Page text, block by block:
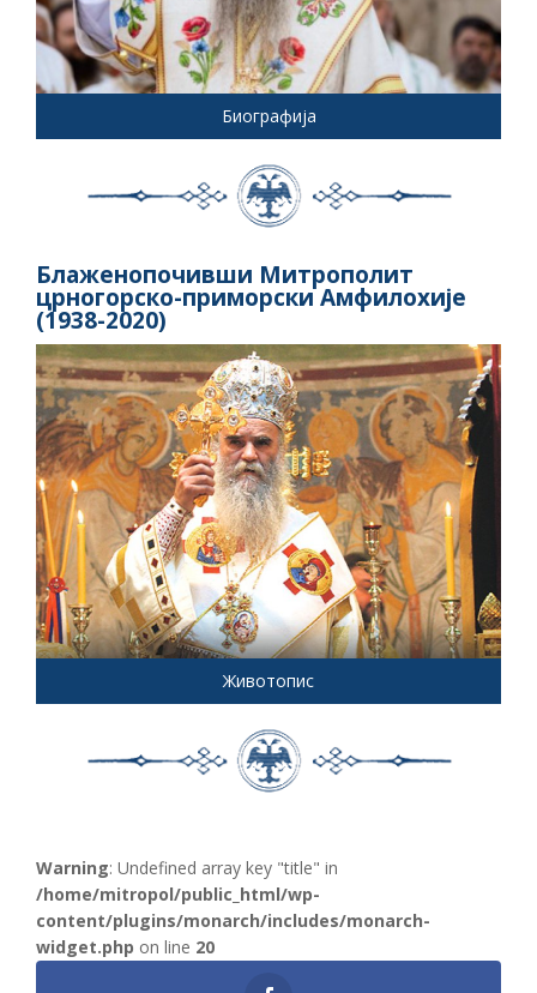
Биографија
Блаженопочивши Митрополит
црногорско-приморски Амфилохије
(1938-2020)
Животопис
Warning: Undefined array key "title" in
/home/mitropol/public_html/wp-
content/plugins/monarch/includes/monarch-
widget.php on line 20